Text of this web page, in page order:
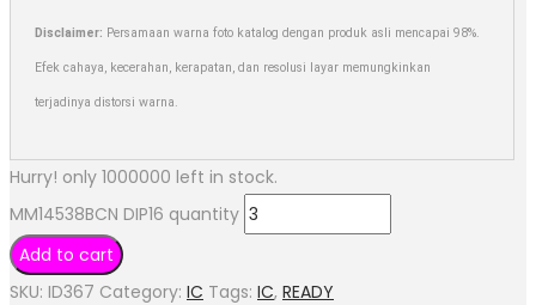
Disclaimer: Persamaan warna foto katalog dengan produk asli mencapai 98%.
Efek cahaya, kecerahan, kerapatan, dan resolusi layar memungkinkan
terjadinya distorsi warna.
Hurry! only 1000000 left in stock.
MM14538BCN DIP16 quantity
Add to cart
SKU: ID367 Category: IC Tags: IC, READY